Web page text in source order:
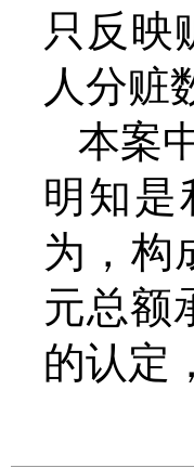
只反映
人分赃
本案
明知是
为，构
元总额
的认定